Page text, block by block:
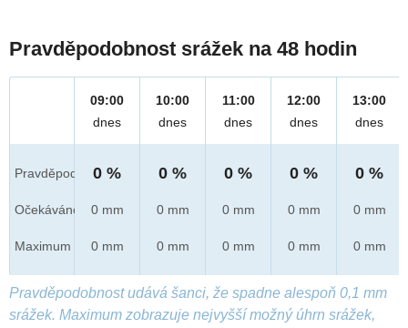
Pravděpodobnost srážek na 48 hodin
Pravděpod.
Očekáváno
Maximum
09:00
dnes
0 %
0 mm
0 mm
10:00
dnes
0 %
0 mm
0 mm
11:00
dnes
0 %
0 mm
0 mm
12:00
dnes
0 %
0 mm
0 mm
13:00
dnes
0 %
0 mm
0 mm
Pravděpodobnost udává šanci, že spadne alespoň 0,1 mm
srážek. Maximum zobrazuje nejvyšší možný úhrn srážek,